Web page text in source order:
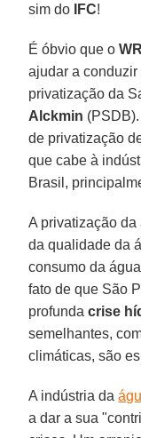
sim do
IFC!
É óbvio que o
ajudar a
privatização da
Alckmin
de privatização
que cabe à
Brasil,
A privatização da
da qualidade da
consumo da
fato de que São
profundacrise
semelhantes,
climáticas, são
A indústria da
a dar a sua